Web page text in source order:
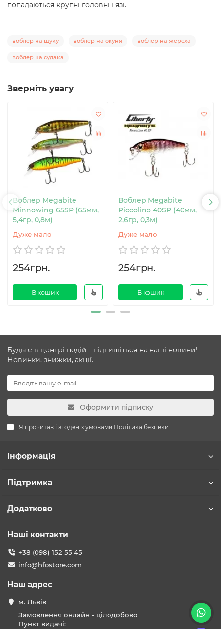
попадаються крупні головні і язі.
воблер на щуку воблер на окуня воблер на жереха
воблер на судака
Зверніть увагу
Воблер Megabite
Minnowing 65SP (65мм,
5,4гр, 0,8м)
Дуже мало
254грн.
В кошик
Воблер Megabite
Piccolino 40SP (40мм,
2,6гр, 0,3м)
Дуже мало
254грн.
В кошик
Будьте в центрі подій - підпишіться на наші новини!
Новинки, знижки, акції.
Оформити підписку
Я прочитав і згоден з умовами Політика безпеки
Інформація
Підтримка
Додатково
Наші контакти
+38 (098) 152 55 45
info@hfostore.com
Наш адрес
м. Львів
Замовлення онлайн - цілодобово
Пункт видачі: